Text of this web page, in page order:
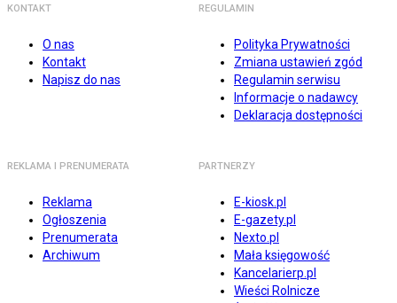
KONTAKT
O nas
Kontakt
Napisz do nas
REGULAMIN
Polityka Prywatności
Zmiana ustawień zgód
Regulamin serwisu
Informacje o nadawcy
Deklaracja dostępności
REKLAMA I PRENUMERATA
Reklama
Ogłoszenia
Prenumerata
Archiwum
PARTNERZY
E-kiosk.pl
E-gazety.pl
Nexto.pl
Mała księgowość
Kancelarierp.pl
Wieści Rolnicze